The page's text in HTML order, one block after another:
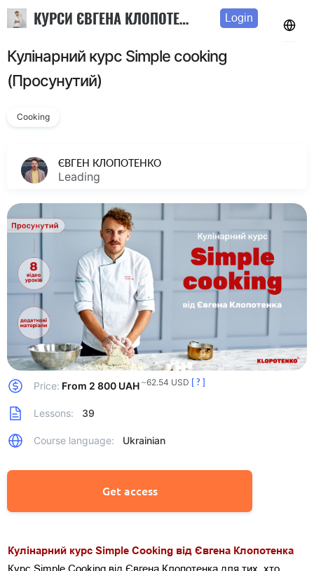
КУРСИ ЄВГЕНА КЛОПОТЕНКА Login
Кулінарний курс Simple cooking
(Просунутий)
Cooking
ЄВГЕН КЛОПОТЕНКО
Leading
Price: From 2 800 UAH ~62.54 USD [ ? ]
Lessons: 39
Course language: Ukrainian
Get access
Кулінарний курс Simple Cooking від Євгена Клопотенка